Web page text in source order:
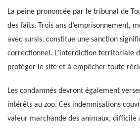
La peine prononcée par le tribunal de
des faits. Trois ans d’emprisonnement,
avec sursis, constitue une sanction
correctionnel. L’interdiction territoriale
protéger le site et à empêcher toute
Les condamnés devront également
intérêts au zoo. Ces indemnisations
valeur marchande des animaux, difficile